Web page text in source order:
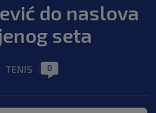
do naslova
seta
TENIS 0